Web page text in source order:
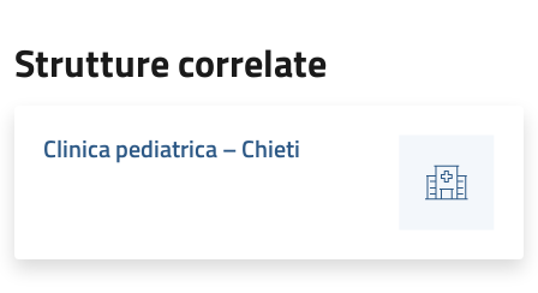
Strutture correlate
Clinica pediatrica – Chieti